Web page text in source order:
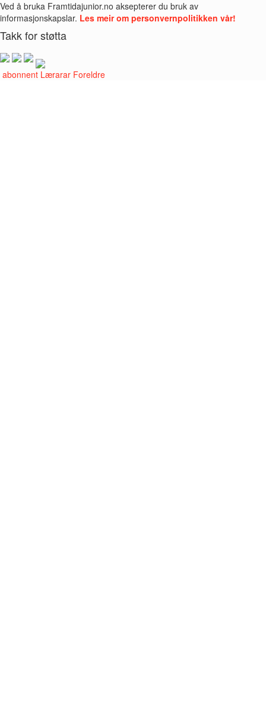
Ved å bruka Framtidajunior.no aksepterer du bruk av
informasjonskapslar. Les meir om personvernpolitikken vår!
Takk for støtta
abonnent Lærarar Foreldre